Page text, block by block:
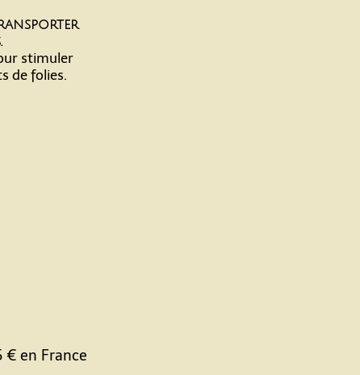
stimuler
de folies.
€ en France